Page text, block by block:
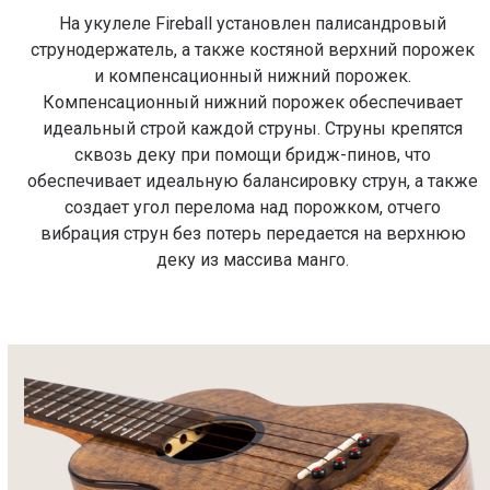
На укулеле Fireball установлен палисандровый
струнодержатель, а также костяной верхний порожек
и компенсационный нижний порожек.
Компенсационный нижний порожек обеспечивает
идеальный строй каждой струны. Струны крепятся
сквозь деку при помощи бридж-пинов, что
обеспечивает идеальную балансировку струн, а также
создает угол перелома над порожком, отчего
вибрация струн без потерь передается на верхнюю
деку из массива манго.